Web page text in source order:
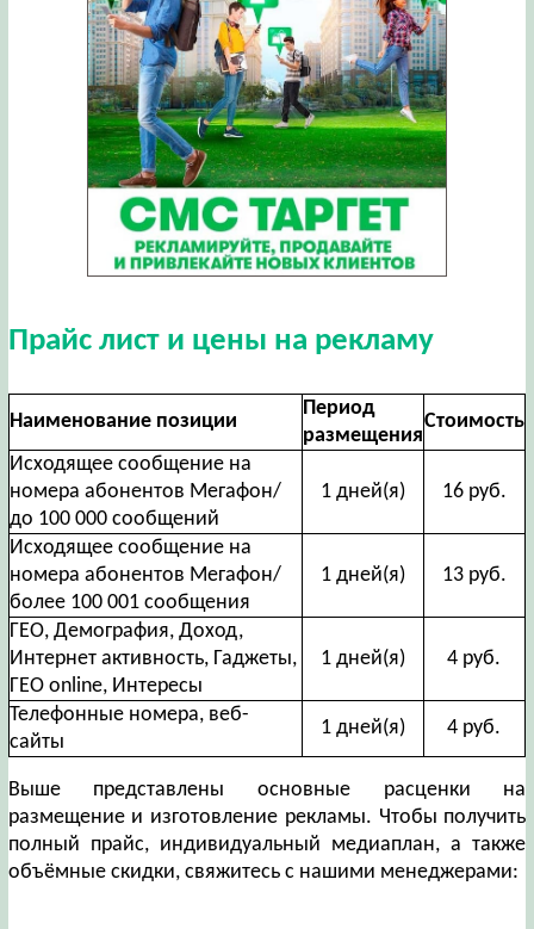
Прайс лист и цены на рекламу
Наименование позиции
Период
размещения
Стоимость
Исходящее сообщение на
номера абонентов Мегафон/
до 100 000 сообщений
1 дней(я) 16 руб.
Исходящее сообщение на
номера абонентов Мегафон/
более 100 001 сообщения
1 дней(я) 13 руб.
ГЕО, Демография, Доход,
Интернет активность, Гаджеты,
ГЕО online, Интересы
1 дней(я) 4 руб.
Телефонные номера, веб-
сайты
1 дней(я) 4 руб.
Выше представлены основные расценки на
размещение и изготовление рекламы. Чтобы получить
полный прайс, индивидуальный медиаплан, а также
объёмные скидки, свяжитесь с нашими менеджерами: